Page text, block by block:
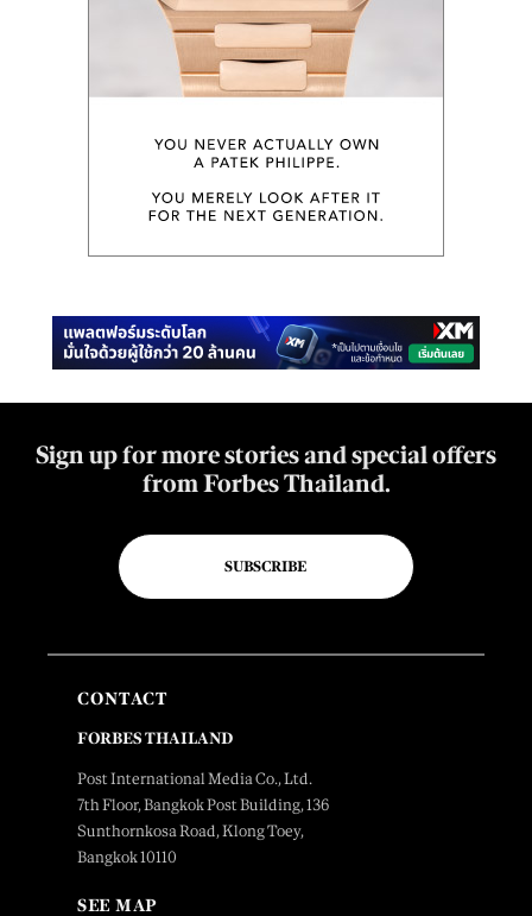
Sign up for more stories and special offers
from Forbes Thailand.
SUBSCRIBE
CONTACT
FORBES THAILAND
Post International Media Co., Ltd.
7th Floor, Bangkok Post Building, 136
Sunthornkosa Road, Klong Toey,
Bangkok 10110
SEE MAP